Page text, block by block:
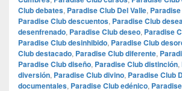
Club debates, Paradise Club Del Valle,
Paradise Club descuentos, Paradise Club
desenfrenado, Paradise Club deseo, Paradise
Paradise Club desinhibido, Paradise Club
Club destacado, Paradise Club diferente,
Paradise Club diseño, Paradise Club distinción,
diversión, Paradise Club divino, Paradise Club
documentales, Paradise Club edénico,